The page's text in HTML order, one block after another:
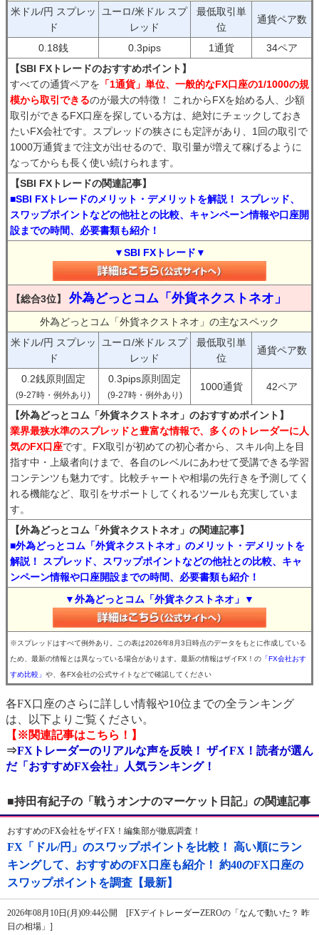
米ドル/円 スプレッ
ド
ユーロ/米ドル スプ
レッド
最低取引単
位
通貨ペア数
0.18銭 0.3pips 1通貨
34ペア
【SBI FXトレードのおすすめポイント】
すべての通貨ペアを 「1通貨」単位、一般的なFX口座の1/1000の規
模から取引できるのが最大の特徴！ これからFXを始める人、少額
取引ができるFX口座を探している方は、絶対にチェックしておき
たいFX会社です。スプレッドの狭さにも定評があり、1回の取引で
1000万通貨まで注文が出せるので、取引量が増えて稼げるように
なってからも長く使い続けられます。
【SBI FXトレードの関連記事】
■SBI FXトレードのメリット・デメリットを解説！ スプレッド、
スワップポイントなどの他社との比較、キャンペーン情報や口座開
設までの時間、必要書類も紹介！
▼SBI FXトレード▼
【総合3位】 外為どっとコム「外貨ネクストネオ」
外為どっとコム「外貨ネクストネオ」の主なスペック
米ドル/円 スプレッ
ド
ユーロ/米ドル スプ
レッド
最低取引単
位
通貨ペア数
0.2銭原則固定
(9-27時・例外あり)
0.3pips原則固定
(9-27時・例外あり)
1000通貨 42ペア
【外為どっとコム「外貨ネクストネオ」のおすすめポイント】
業界最狭水準のスプレッドと豊富な情報で、多くのトレーダーに人
気のFX口座です。FX取引が初めての初心者から、スキル向上を目
指す中・上級者向けまで、各自のレベルにあわせて受講できる学習
コンテンツも魅力です。比較チャートや相場の先行きを予測してく
れる機能など、取引をサポートしてくれるツールも充実していま
す。
【外為どっとコム「外貨ネクストネオ」の関連記事】
■外為どっとコム「外貨ネクストネオ」のメリット・デメリットを
解説！ スプレッド、スワップポイントなどの他社との比較、キャ
ンペーン情報や口座開設までの時間、必要書類も紹介！
▼外為どっとコム「外貨ネクストネオ」▼
※スプレッドはすべて例外あり。この表は2026年8月3日時点のデータをもとに作成している
ため、最新の情報とは異なっている場合があります。最新の情報はザイFX！の 「FX会社おす
すめ比較」 や、各FX会社の公式サイトなどで確認してください
各FX口座のさらに詳しい情報や10位までの全ランキング
は、以下よりご覧ください。
【※関連記事はこちら！】
⇒FXトレーダーのリアルな声を反映！ ザイFX！読者が選ん
だ「おすすめFX会社」人気ランキング！
■持田有紀子の「戦うオンナのマーケット日記」の関連記事
おすすめのFX会社をザイFX！編集部が徹底調査！
FX「ドル/円」のスワップポイントを比較！ 高い順にラン
キングして、おすすめのFX口座も紹介！ 約40のFX口座の
スワップポイントを調査【最新】
2026年08月10日(月)09:44公開 [FXデイトレーダーZEROの「なんで動いた？ 昨
日の相場」]